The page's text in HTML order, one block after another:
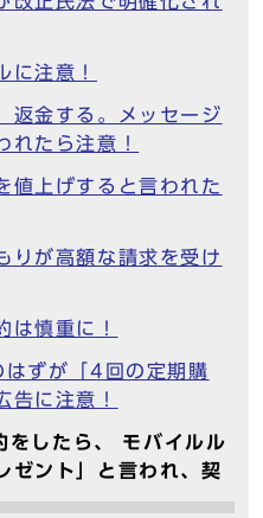
に注意！
返金する。メッセージ
れたら注意！
値上げすると言われた
りが高額な請求を受け
は慎重に！
はずが「4回の定期購
告に注意！
をしたら、 モバイルル
ゼント」と言われ、契